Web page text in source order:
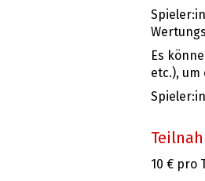
Es
etc.),
10 € pro